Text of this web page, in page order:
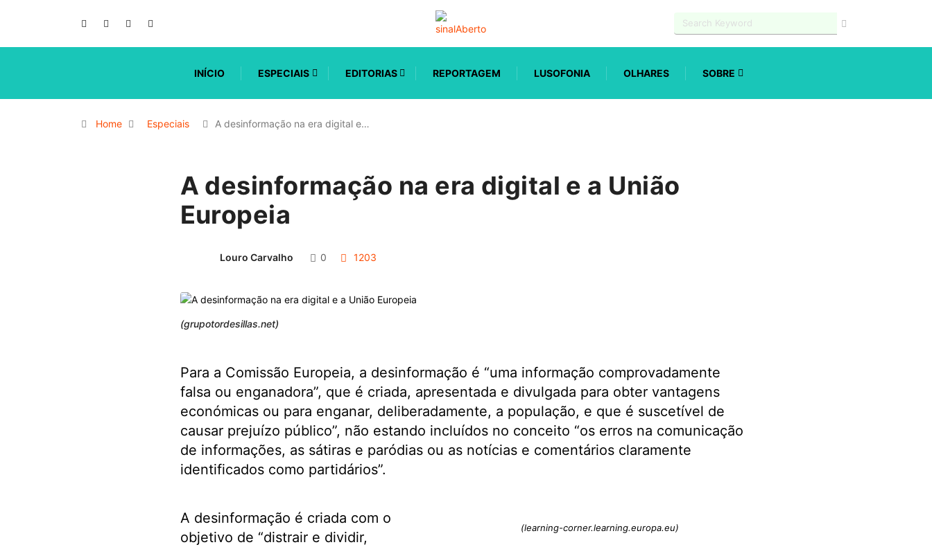
INÍCIO ESPECIAIS EDITORIAS REPORTAGEM LUSOFONIA OLHARES SOBRE
Home Especiais A desinformação na era digital e…
A desinformação na era digital e a União
Europeia
Louro Carvalho 0 1203
(grupotordesillas.net)
Para a Comissão Europeia, a desinformação é “uma informação comprovadamente
falsa ou enganadora”, que é criada, apresentada e divulgada para obter vantagens
económicas ou para enganar, deliberadamente, a população, e que é suscetível de
causar prejuízo público”, não estando incluídos no conceito “os erros na comunicação
de informações, as sátiras e paródias ou as notícias e comentários claramente
identificados como partidários”.
(learning-corner.learning.europa.eu)
A desinformação é criada com o
objetivo de “distrair e dividir,